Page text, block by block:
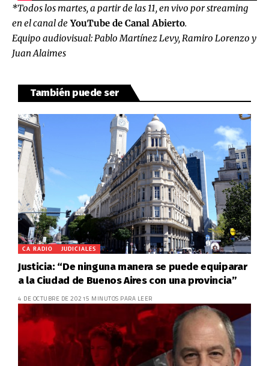
*Todos los martes, a partir de las 11, en vivo por streaming
en el canal de YouTube de Canal Abierto.
Equipo audiovisual: Pablo Martínez Levy, Ramiro Lorenzo y
Juan Alaimes
También puede ser
CA RADIO JUDICIALES
Justicia: “De ninguna manera se puede equiparar
a la Ciudad de Buenos Aires con una provincia”
4 DE OCTUBRE DE 20215 MINUTOS PARA LEER